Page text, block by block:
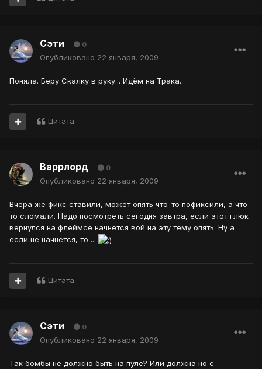
Сэти 0
Опубликовано 22 января, 2009
Поняла. Беру Скалку в руку... Идём на Трака.
Цитата
Варрлорд 0
Опубликовано 22 января, 2009
Вчера же фикс ставили, может опять что-то пофиксили, а что-
то сломали. Надо посмотреть сегодня завтра, если этот глюк
вернулся на флеймсе начнётся вой на эту тему опять. Ну а
если не начнётся, то ...
Цитата
Сэти 0
Опубликовано 22 января, 2009
Так бомбы не должно быть на пуле? Или должна но с